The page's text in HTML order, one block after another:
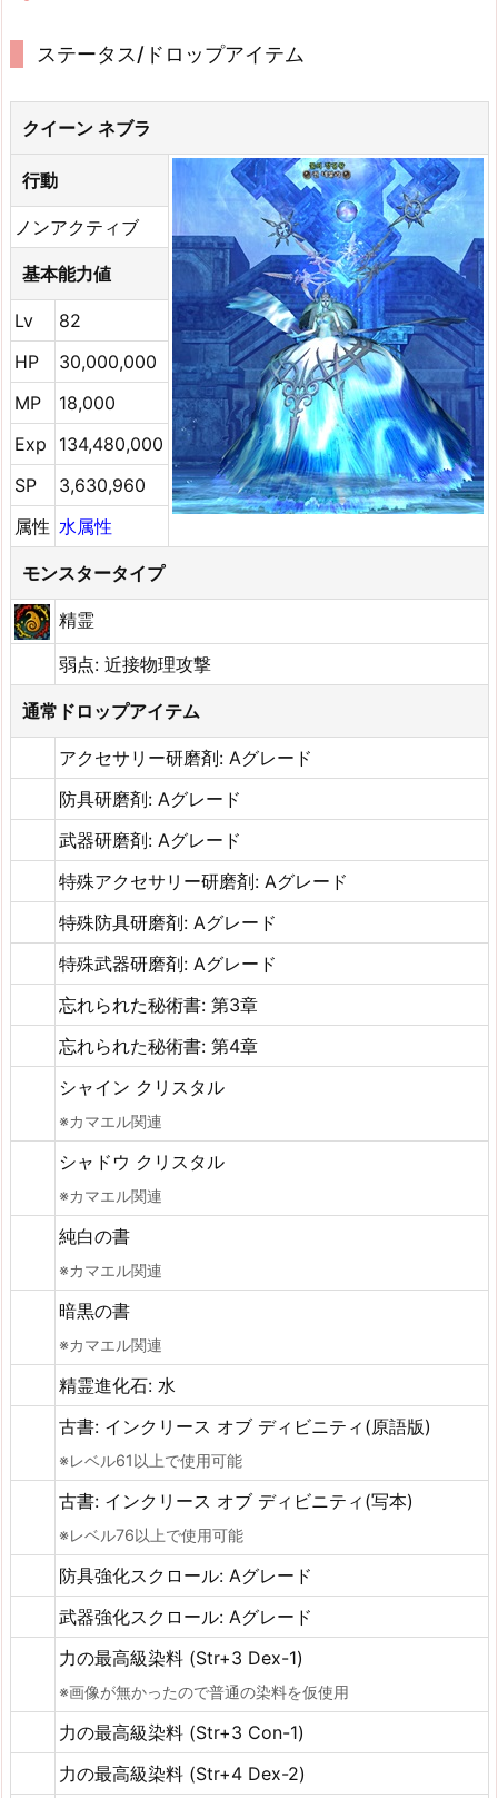
ステータス/ドロップアイテム
クイーン ネブラ
行動
ノンアクティブ
基本能力値
Lv
82
HP
30,000,000
MP
18,000
Exp
134,480,000
SP
3,630,960
属性 水属性
モンスタータイプ
精霊
弱点: 近接物理攻撃
通常ドロップアイテム
アクセサリー研磨剤: Aグレード
防具研磨剤: Aグレード
武器研磨剤: Aグレード
特殊アクセサリー研磨剤: Aグレード
特殊防具研磨剤: Aグレード
特殊武器研磨剤: Aグレード
忘れられた秘術書: 第3章
忘れられた秘術書: 第4章
シャイン クリスタル
※カマエル関連
シャドウ クリスタル
※カマエル関連
純白の書
※カマエル関連
暗黒の書
※カマエル関連
精霊進化石: 水
古書: インクリース オブ ディビニティ(原語版)
※レベル61以上で使用可能
古書: インクリース オブ ディビニティ(写本)
※レベル76以上で使用可能
防具強化スクロール: Aグレード
武器強化スクロール: Aグレード
力の最高級染料 (Str+3 Dex-1)
※画像が無かったので普通の染料を仮使用
力の最高級染料 (Str+3 Con-1)
力の最高級染料 (Str+4 Dex-2)